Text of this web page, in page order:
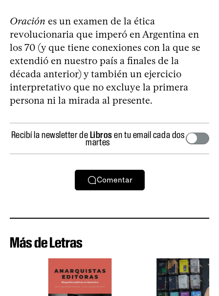
Oración es un examen de la ética
revolucionaria que imperó en Argentina en
los 70 (y que tiene conexiones con la que se
extendió en nuestro país a finales de la
década anterior) y también un ejercicio
interpretativo que no excluye la primera
persona ni la mirada al presente.
Recibí la newsletter deLibrosen tu email cada dos
martes
Comentar
Más de Letras